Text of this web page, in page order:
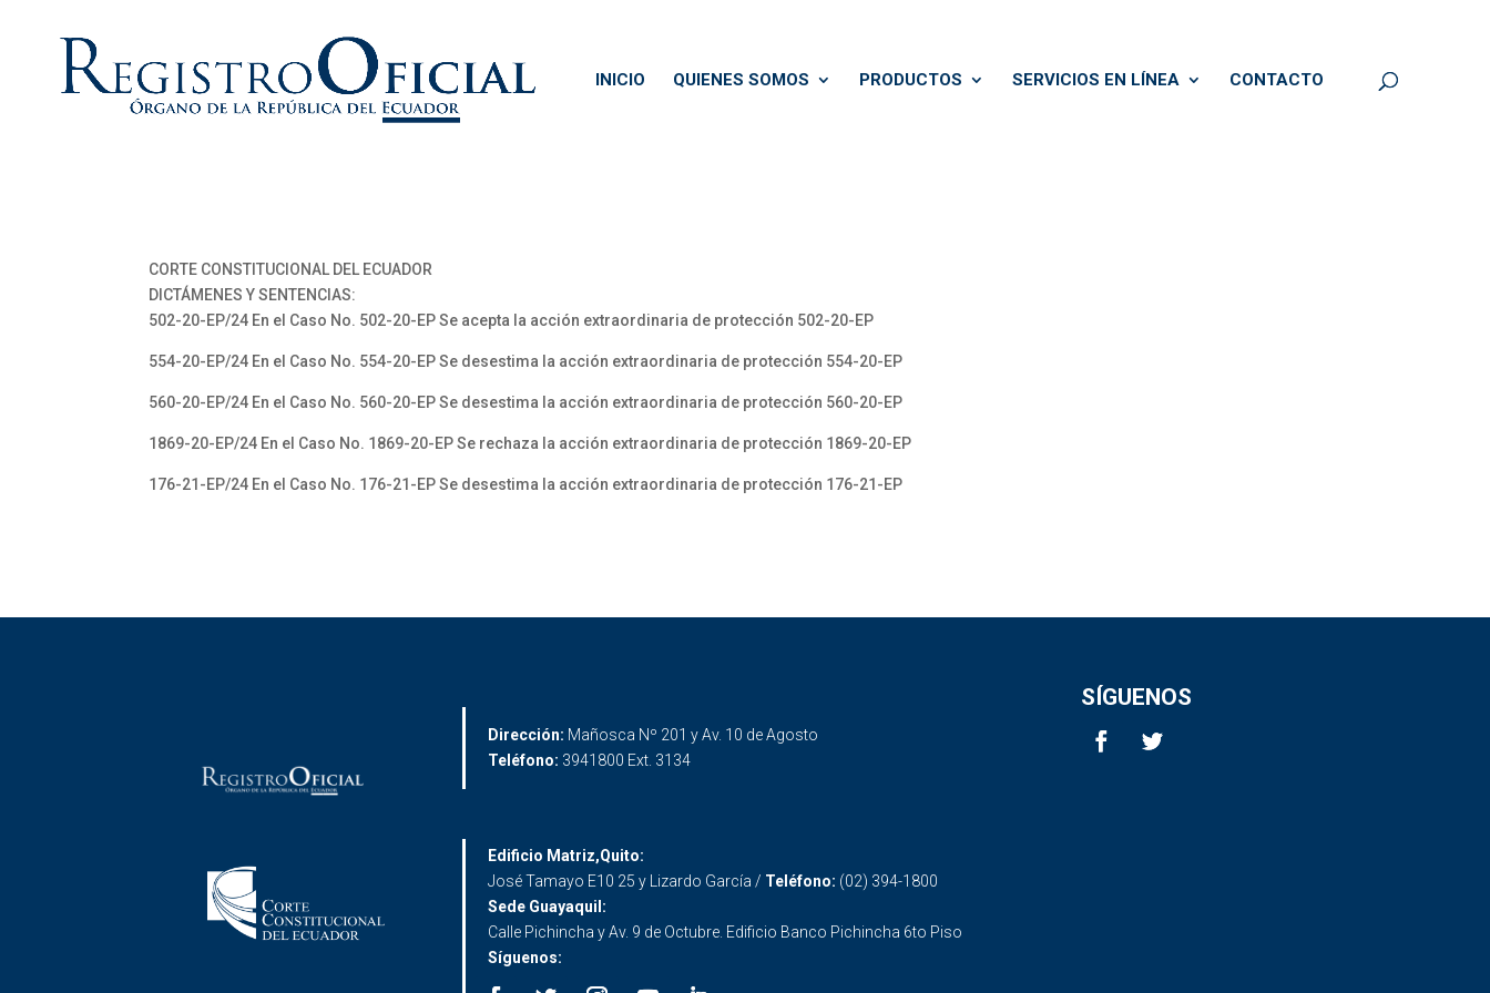
INICIO QUIENES SOMOS PRODUCTOS SERVICIOS EN LÍNEA CONTACTO
CORTE CONSTITUCIONAL DEL ECUADOR
DICTÁMENES Y SENTENCIAS:
502-20-EP/24 En el Caso No. 502-20-EP Se acepta la acción extraordinaria de protección 502-20-EP
554-20-EP/24 En el Caso No. 554-20-EP Se desestima la acción extraordinaria de protección 554-20-EP
560-20-EP/24 En el Caso No. 560-20-EP Se desestima la acción extraordinaria de protección 560-20-EP
1869-20-EP/24 En el Caso No. 1869-20-EP Se rechaza la acción extraordinaria de protección 1869-20-EP
176-21-EP/24 En el Caso No. 176-21-EP Se desestima la acción extraordinaria de protección 176-21-EP
Dirección: Mañosca Nº 201 y Av. 10 de Agosto
Teléfono: 3941800 Ext. 3134
SÍGUENOS
Edificio Matriz,Quito:
José Tamayo E10 25 y Lizardo García / Teléfono: (02) 394-1800
Sede Guayaquil:
Calle Pichincha y Av. 9 de Octubre. Edificio Banco Pichincha 6to Piso
Síguenos: